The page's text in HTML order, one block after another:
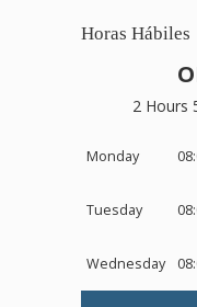
Horas Hábiles
2 Hours
Monday
Tuesday
Wednesday